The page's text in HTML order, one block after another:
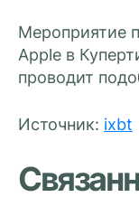
Мероприятие
Apple в
проводит
Источник: ixbt